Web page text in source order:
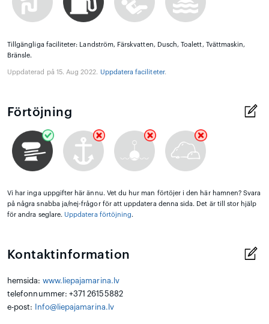
Tillgängliga faciliteter: Landström, Färskvatten, Dusch, Toalett, Tvättmaskin,
Bränsle.
Uppdaterad på 15. Aug 2022. Uppdatera faciliteter.
Förtöjning
Vi har inga uppgifter här ännu. Vet du hur man förtöjer i den här hamnen? Svara
på några snabba ja/nej-frågor för att uppdatera denna sida. Det är till stor hjälp
för andra seglare. Uppdatera förtöjning.
Kontaktinformation
hemsida: www.liepajamarina.lv
telefonnummer: +371 26155882
e-post:
Info@liepajamarina.lv